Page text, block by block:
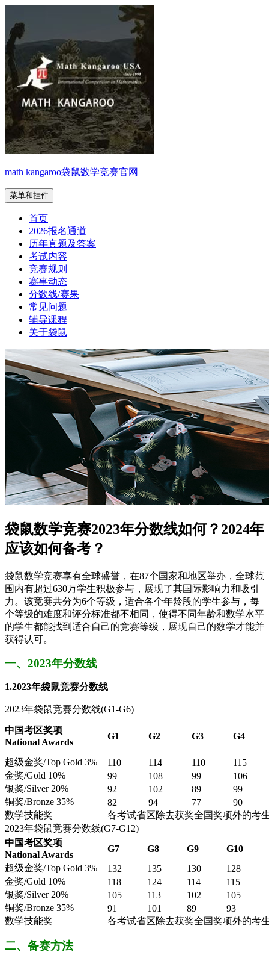
内
容
math kangaroo袋鼠数学竞赛官网
菜单和挂件
首页
2026报名通道
历年真题及答案
考试内容
竞赛规则
赛事动态
分数线/赛果
常见问题
辅导课程
关于袋鼠
袋鼠数学竞赛2023年分数线如何？2024年
应该如何备考？
袋鼠数学竞赛享有全球盛誉，在87个国家和地区举办，全球范
围内有超过630万学生积极参与，展现了其国际影响力和吸引
力。该竞赛共分为6个等级，适合各个年龄段的学生参与，每
个等级的难度和评分标准都不相同，使得不同年龄和数学水平
的学生都能找到适合自己的竞赛等级，展现自己的数学才能并
获得认可。
一、2023年分数线
1.2023年袋鼠竞赛分数线
2023年袋鼠竞赛分数线(G1-G6)
中国考区奖项
National Awards
G1 G2 G3 G4
超级金奖/Top Gold 3% 110 114 110
115
金奖/Gold 10%
99 108 99
106
银奖/Silver 20%
92 102 89
99
铜奖/Bronze 35%
82 94 77
90
数学技能奖
各考试省区除去获奖全国奖项外的考
2023年袋鼠竞赛分数线(G7-G12)
中国考区奖项
National Awards
G7 G8 G9
G10
超级金奖/Top Gold 3%
132 135 130
128
金奖/Gold 10%
118 124 114
115
银奖/Silver 20%
105 113 102
105
铜奖/Bronze 35%
91 101 89
93
数学技能奖
各考试省区除去获奖全国奖项外的考
二、备赛方法